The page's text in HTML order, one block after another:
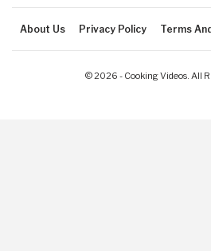
About Us Privacy Policy Terms
© 2026 - Cooking Videos. All